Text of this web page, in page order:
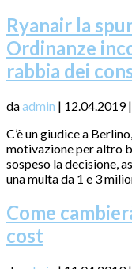
Ryanair la
Ordinanze
rabbia dei
daadmin | 12.04.2019|
C’è un giudice a
motivazione per altro
sospeso la decisione,
una multa da 1 e 3
Come
cost